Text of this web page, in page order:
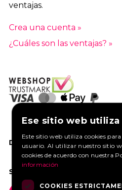
ventajas.
Crea una cuenta »
¿Cuáles son las ventajas? »
DANOS UN ME GUSTA EN
SOCIAL MEDIA
Ese sitio web
Este sitio web utiliza cookies
usuario. Al utilizar nuestro sitio
cookies de acuerdo con nuestra
información
COOKIES